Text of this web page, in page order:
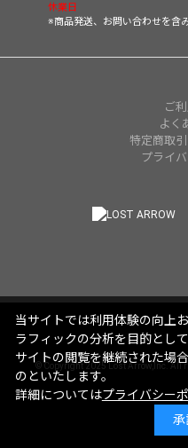
休業日
※商品発送、お問い合わせを含み
ご
よく
特定商取
プライ
© Copyright 2025 Lost Arrow,Inc. All
当サイトでは利用体験の向上
ラフィックの分析を目的とし
サイトの閲覧を継続された場
のといたします。
詳細についてはプライバシー
承